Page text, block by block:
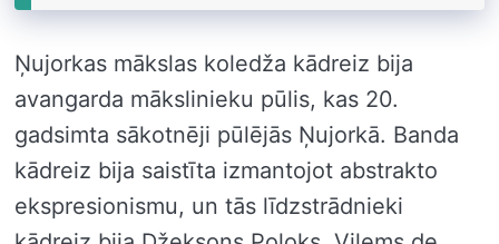
Ņujorkas mākslas koledža kādreiz bija
avangarda mākslinieku pūlis, kas 20.
gadsimta sākotnēji pūlējās Ņujorkā. Banda
kādreiz bija saistīta izmantojot abstrakto
ekspresionismu, un tās līdzstrādnieki